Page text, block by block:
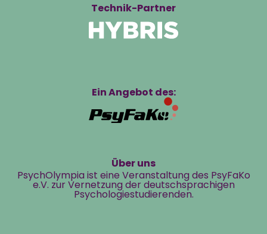
Technik-Partner
Ein Angebot des:
Über uns
PsychOlympia ist eine Veranstaltung des PsyFaKo
e.V. zur Vernetzung der deutschsprachigen
Psychologiestudierenden.